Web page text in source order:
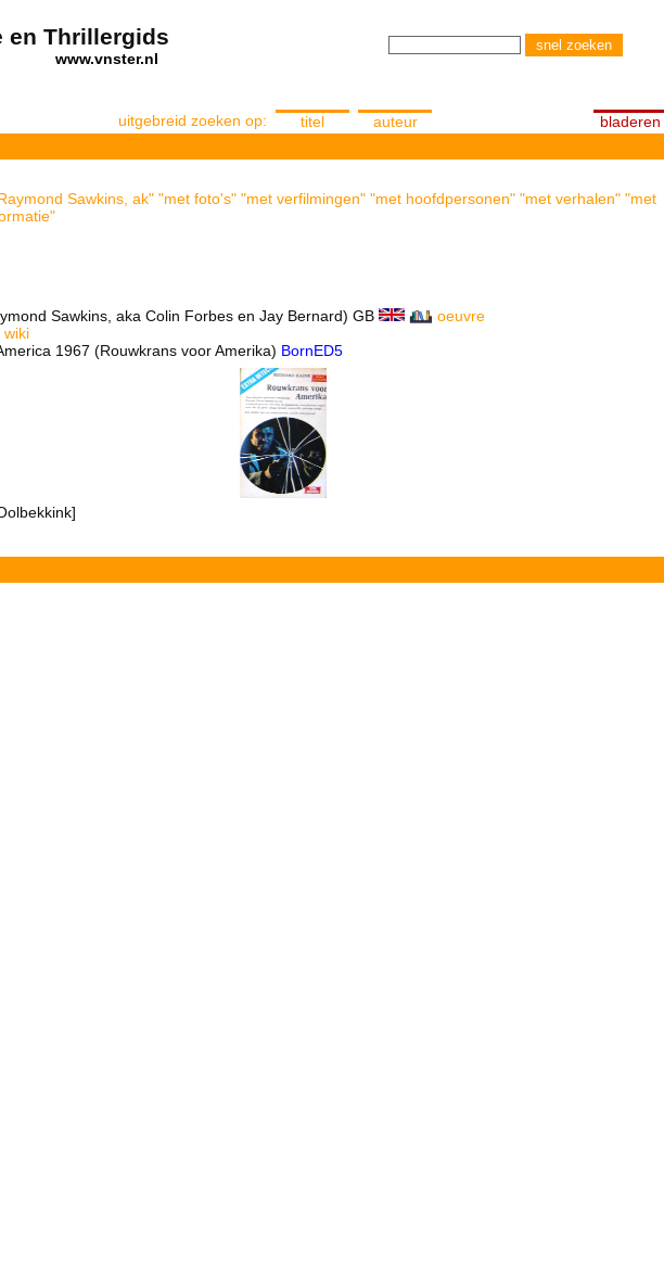
en Thrillergids
www.vnster.nl
uitgebreid zoeken op: titel auteur bladeren
Sawkins, ak" "met foto's" "met verfilmingen" "met hoofdpersonen" "met verhalen" "met
Sawkins, aka Colin Forbes en Jay Bernard) GB
oeuvre
wiki
1967 (Rouwkrans voor Amerika) BornED5